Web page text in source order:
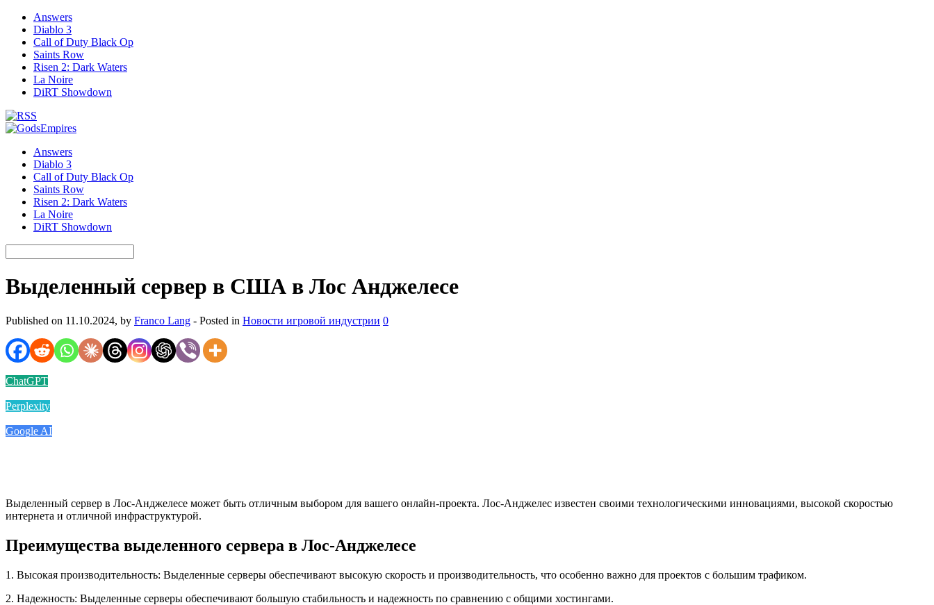
Answers
Diablo 3
Call of Duty Black Op
Saints Row
Risen 2: Dark Waters
La Noire
DiRT Showdown
Answers
Diablo 3
Call of Duty Black Op
Saints Row
Risen 2: Dark Waters
La Noire
DiRT Showdown
Выделенный сервер в США в Лос Анджелесе
Published on 11.10.2024, by Franco Lang - Posted in Новости игровой индустрии 0
ChatGPT
Perplexity
Google AI
Выделенный сервер в Лос-Анджелесе может быть отличным выбором для вашего онлайн-проекта. Лос-Анджелес известен своими технологическими инновациями, высокой скоростью
интернета и отличной инфраструктурой.
Преимущества выделенного сервера в Лос-Анджелесе
1. Высокая производительность: Выделенные серверы обеспечивают высокую скорость и производительность, что особенно важно для проектов с большим трафиком.
2. Надежность: Выделенные серверы обеспечивают большую стабильность и надежность по сравнению с общими хостингами.